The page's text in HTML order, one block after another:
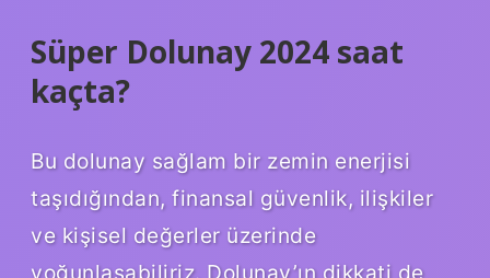
Süper Dolunay 2024 saat
kaçta?
Bu dolunay sağlam bir zemin enerjisi
taşıdığından, finansal güvenlik, ilişkiler
ve kişisel değerler üzerinde
yoğunlaşabiliriz. Dolunay’ın dikkati de